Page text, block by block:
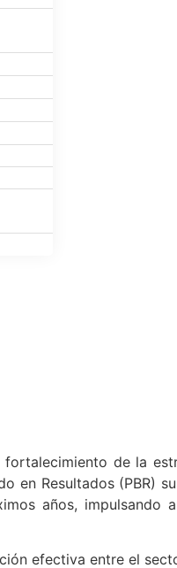
de la
en Resultados (PBR)
años, impulsando
efectiva entre el